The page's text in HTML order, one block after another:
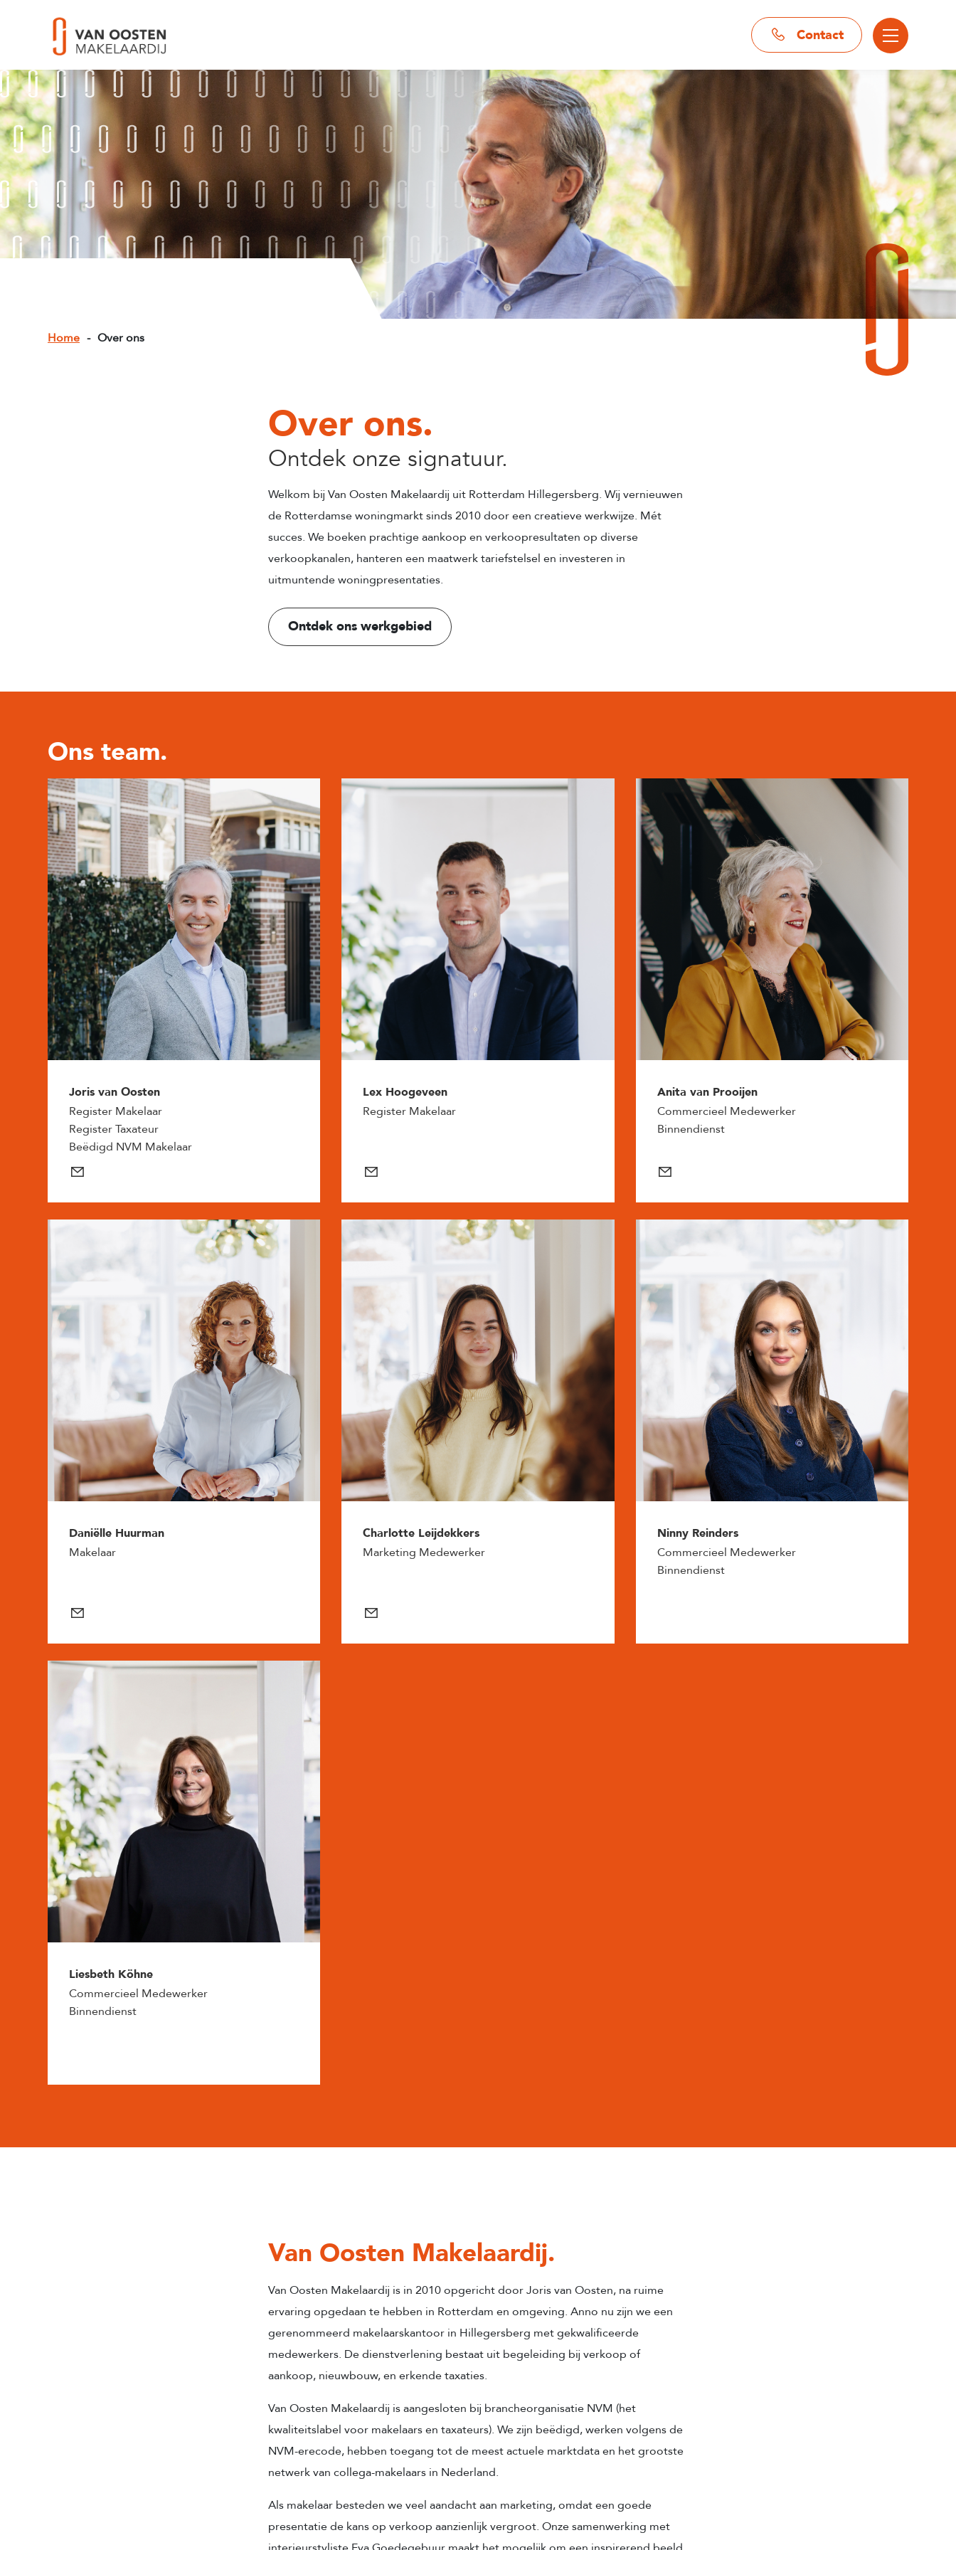
Contact
Home - Over ons
Over ons.
Ontdek onze signatuur.
Welkom bij Van Oosten Makelaardij uit Rotterdam Hillegersberg. Wij vernieuwen
de Rotterdamse woningmarkt sinds 2010 door een creatieve werkwijze. Mét
succes. We boeken prachtige aankoop en verkoopresultaten op diverse
verkoopkanalen, hanteren een maatwerk tariefstelsel en investeren in
uitmuntende woningpresentaties.
Ontdek ons werkgebied
Ons team.
Joris van Oosten
Register Makelaar
Register Taxateur
Beëdigd NVM Makelaar
Lex Hoogeveen
Register Makelaar
Anita van Prooijen
Commercieel Medewerker
Binnendienst
Daniëlle Huurman
Makelaar
Charlotte Leijdekkers
Marketing Medewerker
Ninny Reinders
Commercieel Medewerker
Binnendienst
Liesbeth Köhne
Commercieel Medewerker
Binnendienst
Van Oosten Makelaardij.
Van Oosten Makelaardij is in 2010 opgericht door Joris van Oosten, na ruime
ervaring opgedaan te hebben in Rotterdam en omgeving. Anno nu zijn we een
gerenommeerd makelaarskantoor in Hillegersberg met gekwalificeerde
medewerkers. De dienstverlening bestaat uit begeleiding bij verkoop of
aankoop, nieuwbouw, en erkende taxaties.
Van Oosten Makelaardij is aangesloten bij brancheorganisatie NVM (het
kwaliteitslabel voor makelaars en taxateurs). We zijn beëdigd, werken volgens de
NVM-erecode, hebben toegang tot de meest actuele marktdata en het grootste
netwerk van collega-makelaars in Nederland.
Als makelaar besteden we veel aandacht aan marketing, omdat een goede
presentatie de kans op verkoop aanzienlijk vergroot. Onze samenwerking met